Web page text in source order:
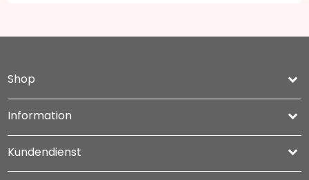
Shop keyboard_arrow_down
Information 
Kundendienst 